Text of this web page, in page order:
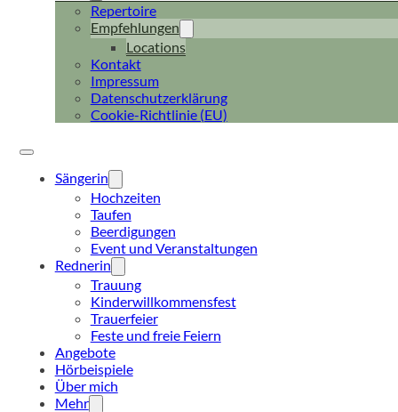
Repertoire
Empfehlungen
Locations
Kontakt
Impressum
Datenschutzerklärung
Cookie-Richtlinie (EU)
Sängerin
Hochzeiten
Taufen
Beerdigungen
Event und Veranstaltungen
Rednerin
Trauung
Kinderwillkommensfest
Trauerfeier
Feste und freie Feiern
Angebote
Hörbeispiele
Über mich
Mehr